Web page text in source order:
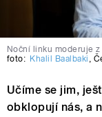
Noční linku moderuje
foto: Khalil Baalbaki ,
Učíme se jim,
obklopují nás, a